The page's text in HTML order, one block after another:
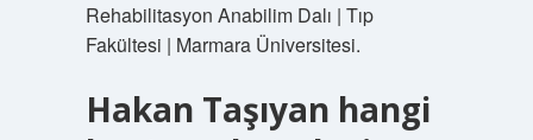
Rehabilitasyon Anabilim Dalı | Tıp
Fakültesi | Marmara Üniversitesi.
Hakan Taşıyan hangi